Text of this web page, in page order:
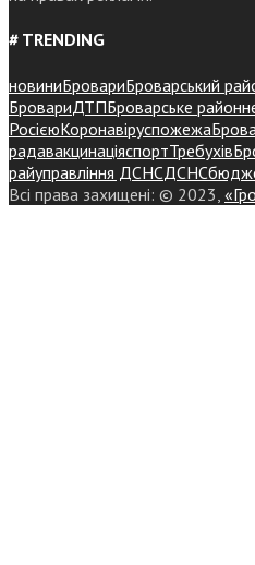
# TRENDING
новиниБровариБроварський
БровариДТПБроварське
РосієюКоронавіруспожежа
радавакцинаціяспортТребухів
райуправління ДСНСДСНС
Всі права захищені: © 2023,